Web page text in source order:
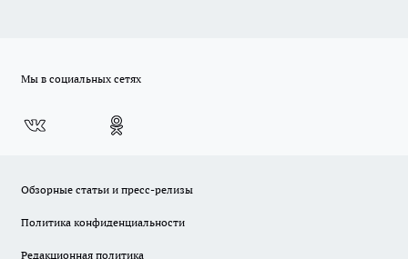
Мы в социальных сетях
Обзорные статьи и пресс-релизы
Политика конфиденциальности
Редакционная политика